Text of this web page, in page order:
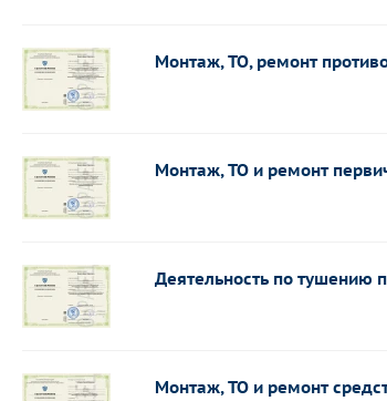
Монтаж, ТО, ремонт
Монтаж, ТО и ремонт
Деятельность по тушению
Монтаж, ТО и ремонт